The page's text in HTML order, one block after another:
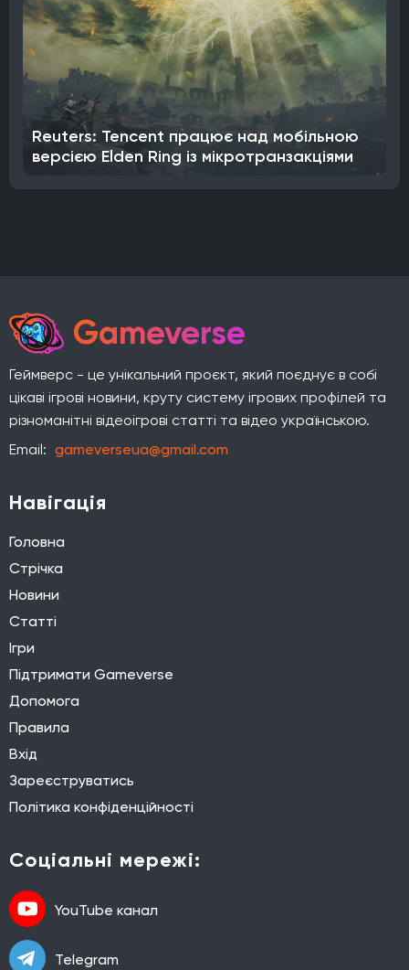
Reuters: Tencent працює над мобільною
версією Elden Ring із мікротранзакціями
Gameverse
Геймверс - це унікальний проєкт, який поєднує в собі
цікаві ігрові новини, круту систему ігрових профілей та
різноманітні відеоігрові статті та відео українською.
Email: gameverseua@gmail.com
Навігація
Головна
Стрічка
Новини
Статті
Ігри
Підтримати Gameverse
Допомога
Правила
Вхід
Зареєструватись
Політика конфіденційності
Соціальні мережі:
YouTube канал
Telegram